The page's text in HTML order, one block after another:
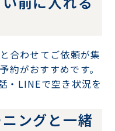
合わせてご依頼が集
約がおすすめです。
・LINEで空き状況を
ングと一緒